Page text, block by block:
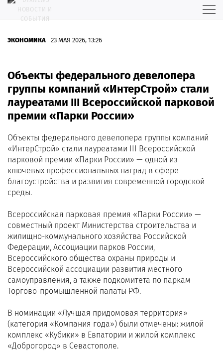
ЭКОНОМИКА 23 МАЯ 2026, 13:26
Объекты федерального девелопера
группы компаний «ИнтерСтрой» стали
лауреатами III Всероссийской парковой
премии «Парки России»
Объекты федерального девелопера группы компаний
«ИнтерСтрой» стали лауреатами III Всероссийской
парковой премии «Парки России» — одной из
ключевых профессиональных наград в сфере
благоустройства и развития современной городской
среды.
Всероссийская парковая премия «Парки России» —
совместный проект Министерства строительства и
жилищно-коммунального хозяйства Российской
Федерации, Ассоциации парков России,
Всероссийского общества охраны природы и
Всероссийской ассоциации развития местного
самоуправления, а также подкомитета по паркам
Торгово-промышленной палаты РФ.
В номинации «Лучшая придомовая территория»
(категория «Компания года») были отмечены: жилой
комплекс «Кубики» в Евпатории и жилой комплекс
«Доброгород» в Севастополе.